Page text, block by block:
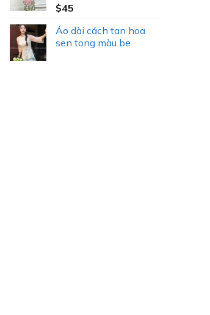
$45
Áo dài cách tan hoa
sen tong màu be